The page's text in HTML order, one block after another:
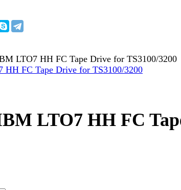
LTO7 HH FC Tape Drive for TS3100/3200
LTO7 HH FC